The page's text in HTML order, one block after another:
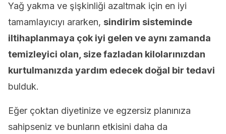
Yağ yakma ve şişkinliği azaltmak için en iyi
tamamlayıcıyı ararken, sindirim sisteminde
iltihaplanmaya çok iyi gelen ve aynı zamanda
temizleyici olan, size fazladan kilolarınızdan
kurtulmanızda yardım edecek doğal bir tedavi
bulduk.
Eğer çoktan diyetinize ve egzersiz planınıza
sahipseniz ve bunların etkisini daha da